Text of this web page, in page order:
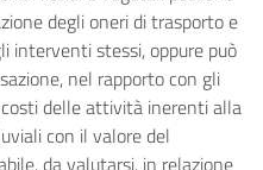
degli oneri di trasporto e
interventi stessi, oppure può
nel rapporto con gli
delle attività inerenti alla
con il valore del
da valutarsi, in relazione